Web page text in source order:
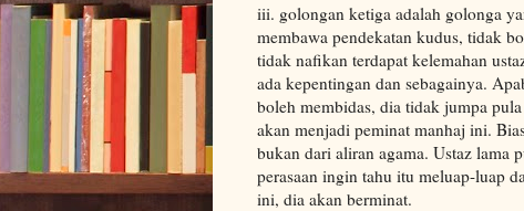
iii. golongan ketiga adalah golonga
membawa pendekatan kudus, tidak
tidak nafikan terdapat kelemahan
ada kepentingan dan sebagainya.
boleh membidas, dia tidak jumpa
akan menjadi peminat manhaj ini.
bukan dari aliran agama. Ustaz lama
perasaan ingin tahu itu meluap-luap
ini, dia akan berminat.